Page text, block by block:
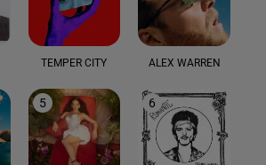
TEMPER CITY ALEX WARREN
5 6